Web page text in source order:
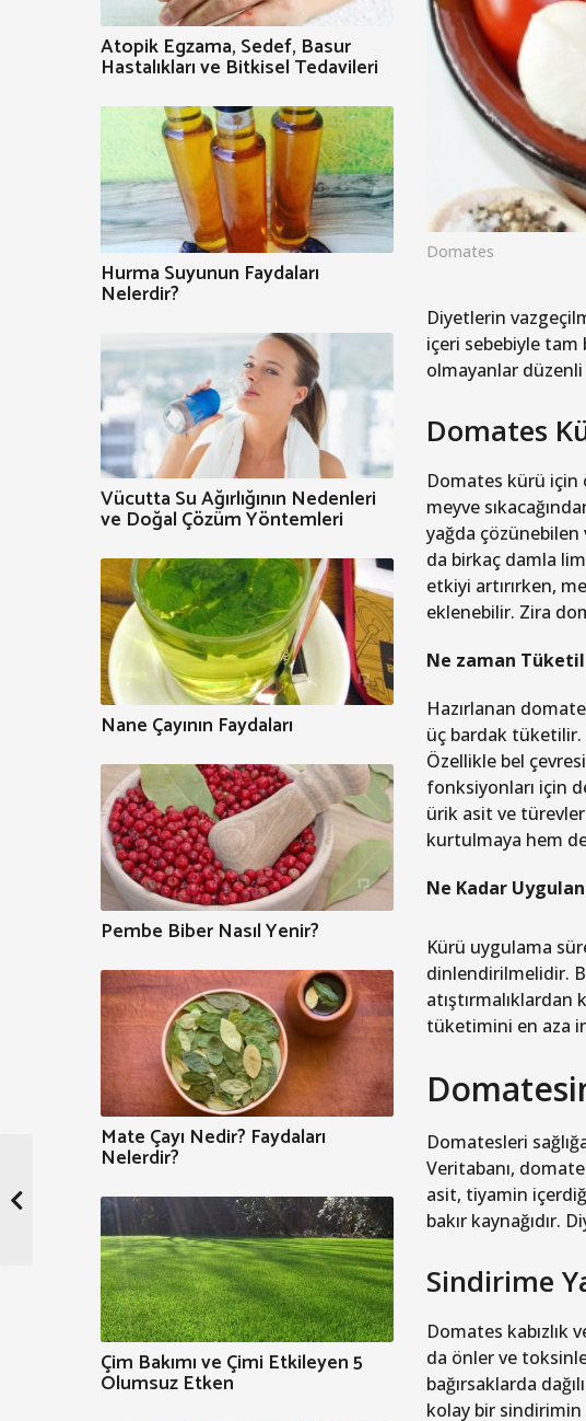
Domates
Diyetlerin
içeri sebebiyle tam
olmayanlar
Domates
Domates kürü için
meyve
yağda
da birkaç damla
etkiyi artırırken,
eklenebilir. Zira
Ne zaman
Hazırlanan
üç bardak tüketilir.
Özellikle bel
fonksiyonları için
ürik asit ve
kurtulmaya hem
Ne Kadar
Kürü uygulama
dinlendirilmelidir.
tüketimini en aza
Domatesleri
Veritabanı,
asit, tiyamin
bakır kaynağıdır.
Sindirime
Domates kabızlık
da önler ve
bağırsaklarda
kolay bir sindirimin
Atopik Egzama, Sedef, Basur
Hastalıkları ve Bitkisel Tedavileri
Hurma Suyunun Faydaları
Nelerdir?
Vücutta Su Ağırlığının Nedenleri
ve Doğal Çözüm Yöntemleri
Nane Çayının Faydaları
Pembe Biber Nasıl Yenir?
Mate Çayı Nedir? Faydaları
Nelerdir?
Çim Bakımı ve Çimi Etkileyen 5
Olumsuz Etken